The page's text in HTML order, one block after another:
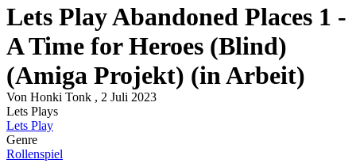
Lets Play Abandoned Places 1 -
A Time for Heroes (Blind)
(Amiga Projekt) (in Arbeit)
Von Honki Tonk , 2 Juli 2023
Lets Plays
Lets Play
Genre
Rollenspiel